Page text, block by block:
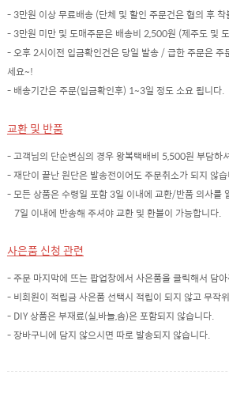
- 3만원 이상 무료배송 (단체 및 할인 주문건은 협의 후 착
- 3만원 미만 및 도매주문은 배송비 2,500원 (제주도 및
- 오후 2시이전 입금확인건은 당일 발송 / 급한 주문은 주
세요~!
- 배송기간은 주문(입금확인후) 1~3일 정도 소요 됩니다.
교환 및 반품
- 고객님의 단순변심의 경우 왕복택배비 5,500원 부담하
- 재단이 끝난 원단은 발송전이어도 주문취소가 되지 않습
- 모든 상품은 수령일 포함 3일 이내에 교환/반품 의사를
7일 이내에 반송해 주셔야 교환 및 환불이 가능합니다.
사은품 신청 관련
- 주문 마지막에 뜨는 팝업창에서 사은품을 클릭해서 담
- 비회원이 적립금 사은품 선택시 적립이 되지 않고 무작
- DIY 상품은 부재료(실,바늘,솜)은 포함되지 않습니다.
- 장바구니에 담지 않으시면 따로 발송되지 않습니다.